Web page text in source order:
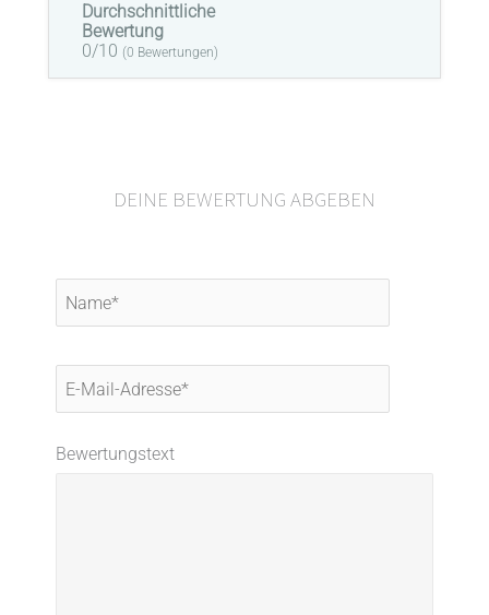
Durchschnittliche
Bewertung
0/10 (0 Bewertungen)
DEINE BEWERTUNG ABGEBEN
Name*
E-
Mail-
Adresse*
Bewertungstext